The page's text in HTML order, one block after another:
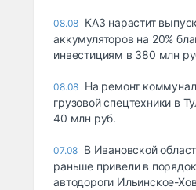
08.08 КАЗ нарастит
аккумуляторов на 20%
инвестициям в 380 млн
08.08 На ремонт
грузовой спецтехники в
40 млн руб.
07.08 В Ивановской
раньше привели в
автодороги Ильинское-